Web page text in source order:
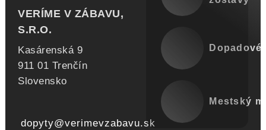
VERÍME V ZÁBAVU,
S.R.O.
Kasárenská 9
911 01 Trenčín
Slovensko
dopyty@verimevzabavu.sk
Mestský